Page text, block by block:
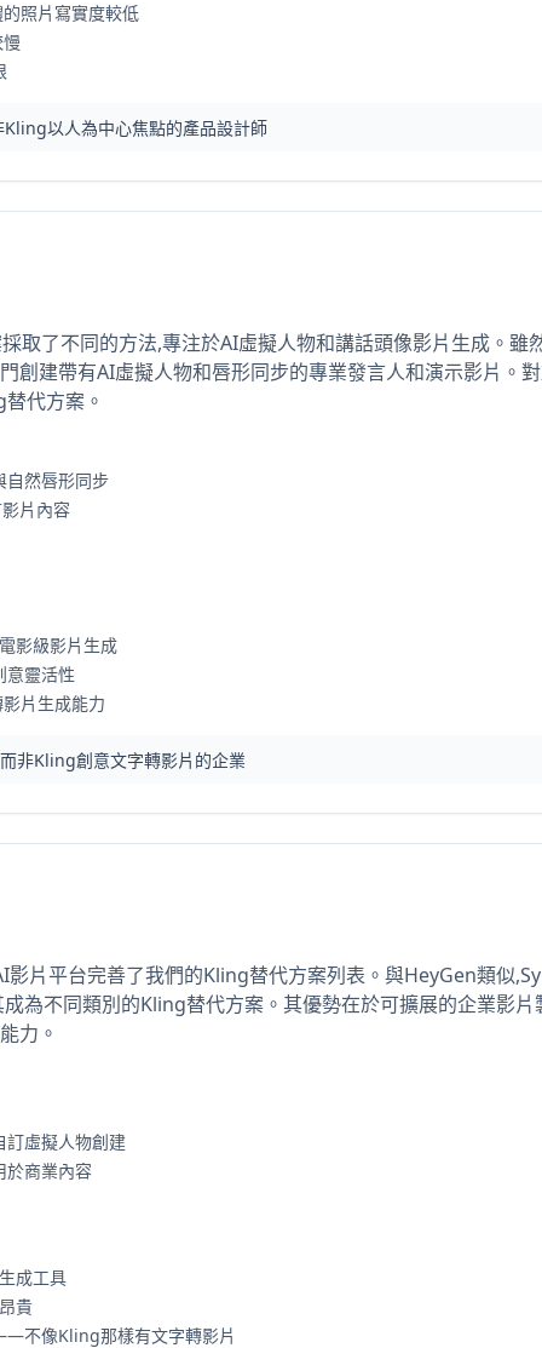
照片寫實度較低
以人為中心焦點的產品設計師
取了不同的方法,專注於AI虛擬人物和講話頭像影片生成。雖
創建帶有AI虛擬人物和唇形同步的專業發言人和演示影片。
代方案。
自然唇形同步
片內容
影級影片生成
意靈活性
片生成能力
非Kling創意文字轉影片的企業
片平台完善了我們的Kling替代方案列表。與HeyGen類似
為不同類別的Kling替代方案。其優勢在於可擴展的企業影
力。
虛擬人物創建
於商業內容
成工具
貴
不像Kling那樣有文字轉影片